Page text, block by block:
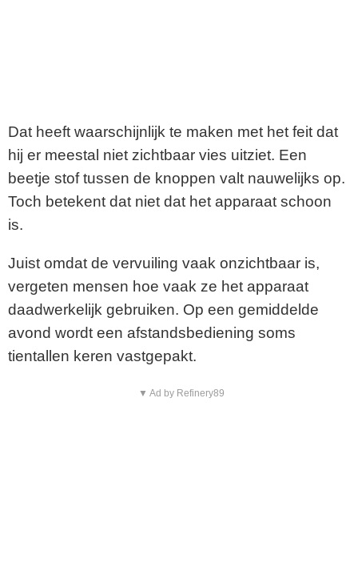
Dat heeft waarschijnlijk te maken met het feit dat
hij er meestal niet zichtbaar vies uitziet. Een
beetje stof tussen de knoppen valt nauwelijks op.
Toch betekent dat niet dat het apparaat schoon
is.
Juist omdat de vervuiling vaak onzichtbaar is,
vergeten mensen hoe vaak ze het apparaat
daadwerkelijk gebruiken. Op een gemiddelde
avond wordt een afstandsbediening soms
tientallen keren vastgepakt.
▼ Ad by Refinery89